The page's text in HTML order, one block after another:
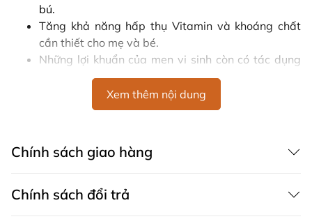
bú.
Tăng khả năng hấp thụ Vitamin và khoáng chất
cần thiết cho mẹ và bé.
Những lợi khuẩn của men vi sinh còn có tác dụng
giúp hạn chế vòng 2 sồ sề sau khi sinh nở, giúp các
bà mẹ trở lại vóc dáng thon gọn, đẹp đẽ một cách
nhanh chóng.
cho bà bầu Pregnancy & Breastfeeding
Probiotic
Xem thêm nội dung
Chính sách giao hàng
Chính sách đổi trả